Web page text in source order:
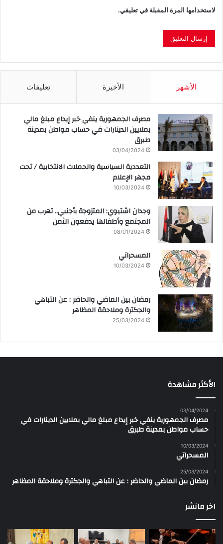
لاستخدامها المرة المقبلة في تعليقي.
الأشهر الأخيرة تعليقات
مصرف الجمهورية ينفي خبر إيداع مبلغ مالي
بملايين الدينارات في حساب مواطن بمدينة
طبرق
03/04/2024
التعددية السياسية والحملات الانتخابية / تحت
مجهر الإعلام
10/03/2024
وجدان اشتيوي: المتزوجة بأجنبي.. تهرب من
المجتمع وأطفالها يدفعون الثمن
08/01/2024
المسحراتي
10/03/2024
رمضان بين الماضي والحاضر : عن التباهي
والجكترة وملاحقة المظاهر
25/03/2024
الأكثر مشاهدة
03/04/2024
مصرف الجمهورية ينفي خبر إيداع مبلغ مالي بملايين الدينارات في
حساب مواطن بمدينة طبرق
10/03/2024
المسحراتي
25/03/2024
رمضان بين الماضي والحاضر : عن التباهي والجكترة وملاحقة المظاهر
اخر مانشر